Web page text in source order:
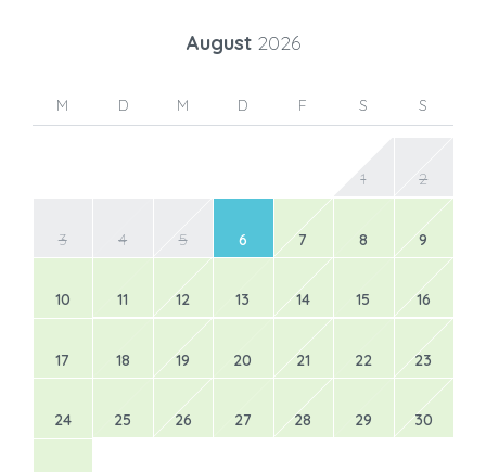
August 2026
M D M D F S S
1 2
3 4 5 6 7 8 9
10 11 12 13 14 15 16
17 18 19 20 21 22 23
24 25 26 27 28 29 30